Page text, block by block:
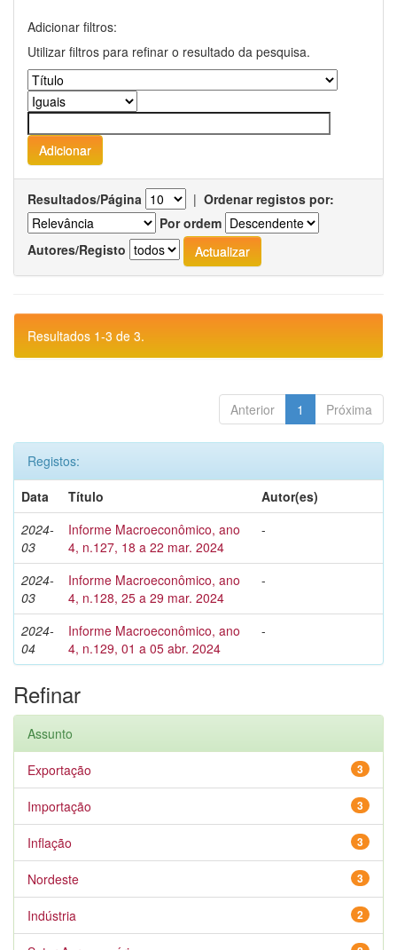
Adicionar filtros:
Utilizar filtros para refinar o resultado da pesquisa.
Resultados/Página | Ordenar registos por:
Por ordem
Autores/Registo
Resultados 1-3 de 3.
Anterior 1 Próxima
Registos:
Data
Título
Autor(es)
2024-
03
Informe Macroeconômico, ano
4, n.127, 18 a 22 mar. 2024
-
2024-
03
Informe Macroeconômico, ano
4, n.128, 25 a 29 mar. 2024
-
2024-
04
Informe Macroeconômico, ano
4, n.129, 01 a 05 abr. 2024
-
Refinar
Assunto
3
Exportação
3
Importação
3
Inflação
3
Nordeste
2
Indústria